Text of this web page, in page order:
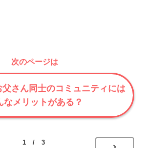
次のページは
さん同士のコミュニティには
なメリットがある？
1 / 3